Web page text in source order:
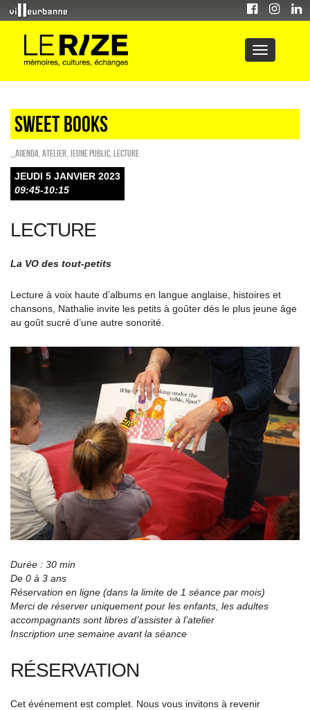
Sweet Books
_Agenda Atelier Jeune public Lecture
JEUDI 5 JANVIER 2023
09:45-10:15
LECTURE
La VO des tout-petits
Lecture à voix haute d’albums en langue anglaise, histoires et
chansons, Nathalie invite les petits à goûter dès le plus jeune âge
au goût sucré d’une autre sonorité.
Durée : 30 min
De 0 à 3 ans
Réservation en ligne (dans la limite de 1 séance par mois)
Merci de réserver uniquement pour les enfants, les adultes
accompagnants sont libres d’assister à l’atelier
Inscription une semaine avant la séance
RÉSERVATION
Cet événement est complet. Nous vous invitons à revenir